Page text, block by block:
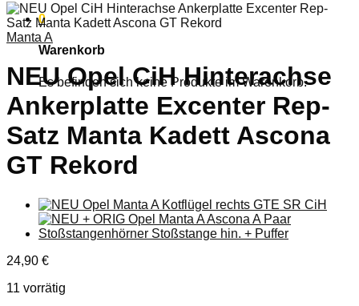
0
Warenkorb
Es befinden sich keine Produkte im Warenkorb.
Manta A
NEU Opel CiH Hinterachse
Ankerplatte Excenter Rep-
Satz Manta Kadett Ascona
GT Rekord
24,90 €
11 vorrätig